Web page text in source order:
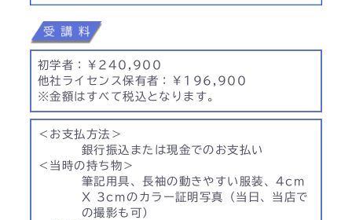
初学者：￥240,900
他社ライセンス保有者：￥196,900
※金額はすべて税込となります。
＜お支払方法＞
銀行振込または現金でのお支払い
＜当時の持ち物＞
筆記用具、長袖の動きやすい服装、4cm
X 3cmのカラー証明写真（当日、当店で
の撮影も可）